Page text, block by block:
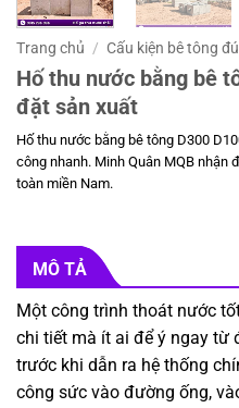
Trang chủ / Cấu kiện bê tông
Hố thu nước bằng bê
đặt sản xuất
Hố thu nước bằng bê tông D300
công nhanh. Minh Quân MQB nhận
toàn miền Nam.
MÔ TẢ
Một công trình thoát nước
chi tiết mà ít ai để ý ngay từ
trước khi dẫn ra hệ thống
công sức vào đường ống,